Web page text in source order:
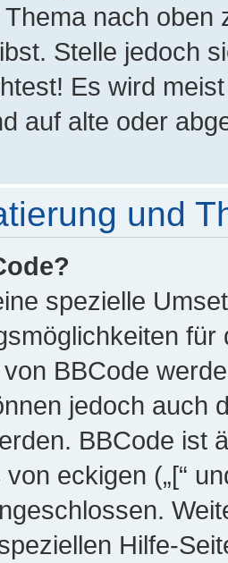
nach oben
Stelle jedoch
Es wird
auf alte oder
und
spezielle
BBCode
jedoch auch
BBCode ist
eckigen („[“
Hilfe-